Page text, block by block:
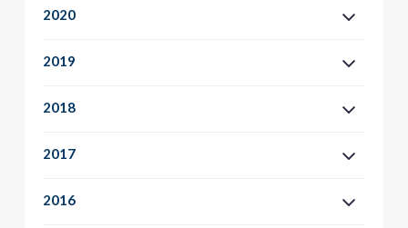
2020
2019
2018
2017
2016